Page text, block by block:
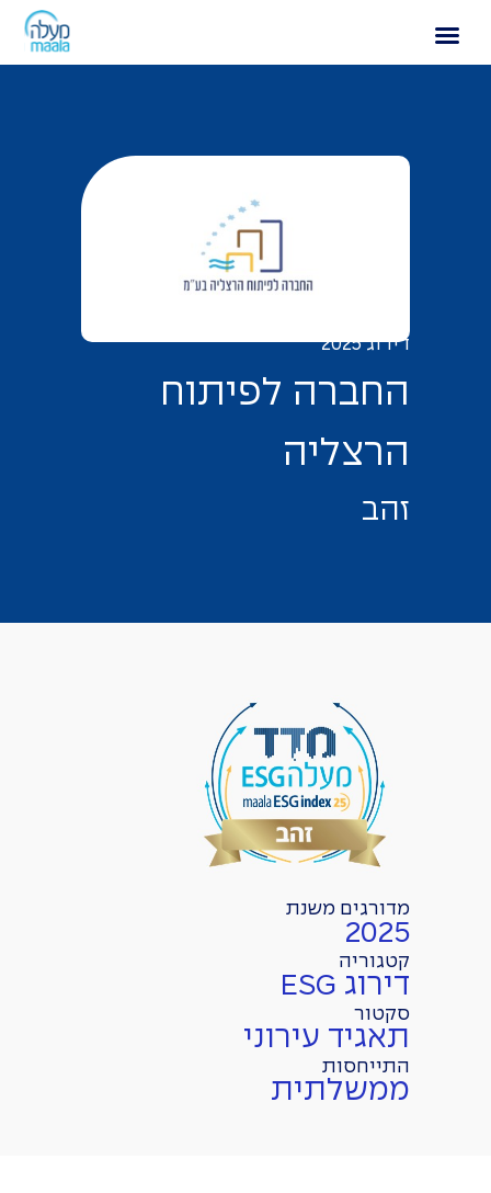
דירוג 2025
החברה לפיתוח
הרצליה
זהב
מדורגים משנת
2025
קטגוריה
דירוג ESG
סקטור
תאגיד עירוני
התייחסות
ממשלתית